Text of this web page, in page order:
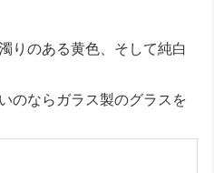
りのある黄色、そして純白
のならガラス製のグラスを